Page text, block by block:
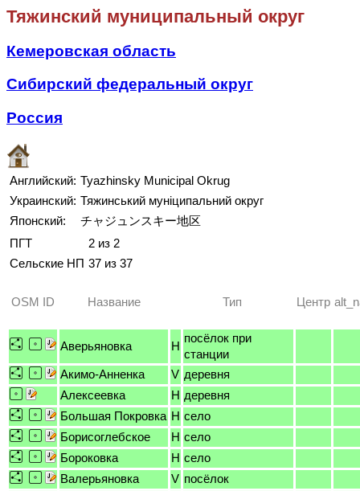
Тяжинский муниципальный округ
Кемеровская область
Сибирский федеральный округ
Россия
Английский: Tyazhinsky Municipal Okrug
Украинский: Тяжинський муніципальний округ
Японский:
チャジュンスキー地区
ПГТ
2 из 2
Сельские НП 37 из 37
OSM ID Название Тип Центр
Аверьяновка H
посёлок при
станции
Акимо-Анненка
V деревня
Алексеевка
H деревня
Большая Покровка H село
Борисоглебское
H село
Бороковка
H село
Валерьяновка
V посёлок